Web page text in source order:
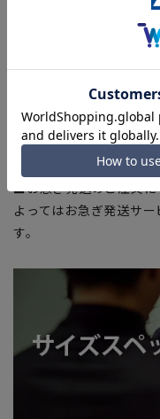
部、商品現物におすす
■店舗や各モールサイ
上、ご注文いただいた
を完了できない場合が
■お急ぎ発送のご注文に
よってはお急ぎ発送サ
す。